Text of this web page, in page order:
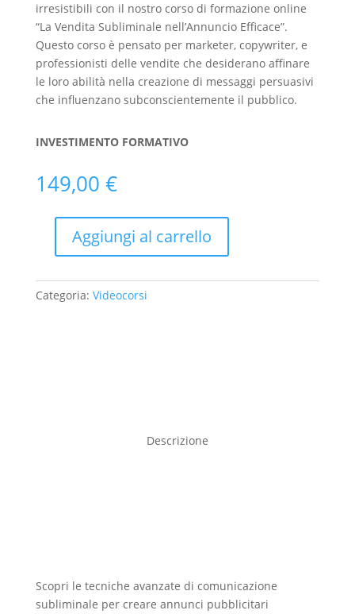
irresistibili con il nostro corso di formazione online
“La Vendita Subliminale nell’Annuncio Efficace”.
Questo corso è pensato per marketer, copywriter, e
professionisti delle vendite che desiderano affinare
le loro abilità nella creazione di messaggi persuasivi
che influenzano subconscientemente il pubblico.
INVESTIMENTO FORMATIVO
149,00 €
Subliminale
nell'Annuncio
Aggiungi al carrello
Categoria: Videocorsi
Descrizione
Scopri le tecniche avanzate di comunicazione
subliminale per creare annunci pubblicitari